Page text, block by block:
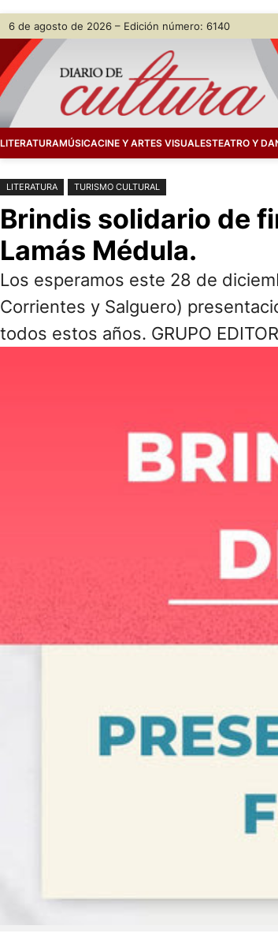
Saltar
contenido
Skip
content
6 de agosto de 2026 – Edición número: 6140
LITERATURAMÚSICACINE Y ARTES VISUALESTEATRO Y
LITERATURA TURISMO CULTURAL
Brindis solidario de
Lamás Médula.
Los esperamos este 28 de
Corrientes y Salguero)
todos estos años. GRUPO